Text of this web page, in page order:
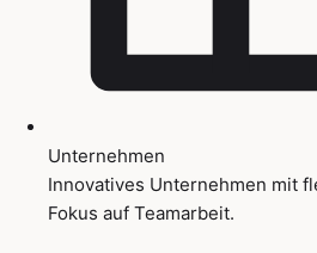
Unternehmen
Innovatives Unternehmen mit
Fokus auf Teamarbeit.